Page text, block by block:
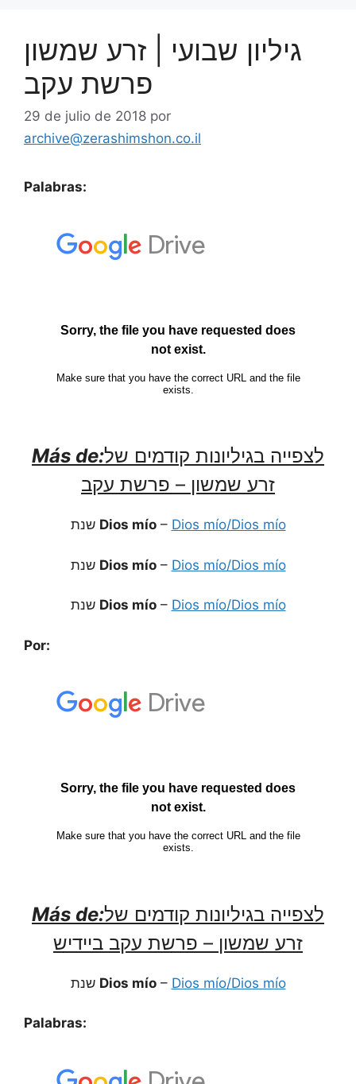
גיליון שבועי | זרע שמשון
פרשת עקב
29 de julio de 2018 por
archive@zerashimshon.co.il
Palabras:
Más de:לצפייה בגיליונות קודמים של
זרע שמשון – פרשת עקב
שנת Dios mío– Dios mío/Dios mío
שנת Dios mío– Dios mío/Dios mío
שנת Dios mío– Dios mío/Dios mío
Por:
Más de:לצפייה בגיליונות קודמים של
זרע שמשון – פרשת עקב ביידיש
שנת Dios mío– Dios mío/Dios mío
Palabras: